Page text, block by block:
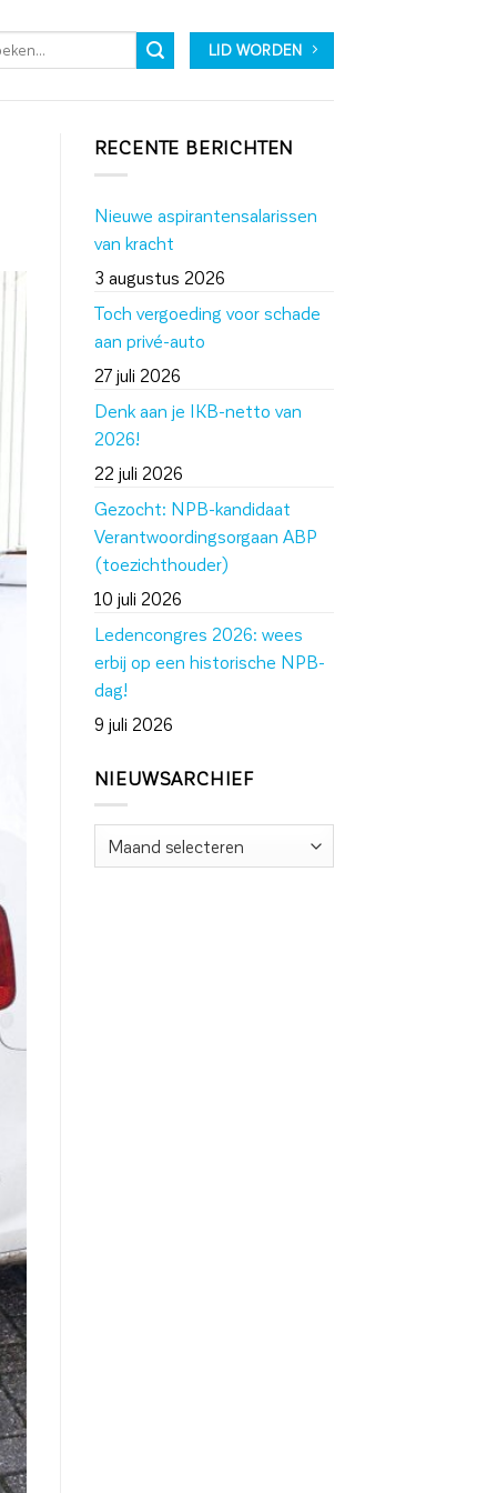
LID WORDEN
RECENTE BERICHTEN
Nieuwe aspirantensalarissen
van kracht
3 augustus 2026
Toch vergoeding voor schade
aan privé-auto
27 juli 2026
Denk aan je IKB-netto van
2026!
22 juli 2026
Gezocht: NPB-kandidaat
Verantwoordingsorgaan ABP
(toezichthouder)
10 juli 2026
Ledencongres 2026: wees
erbij op een historische NPB-
dag!
9 juli 2026
NIEUWSARCHIEF
Nieuwsarchief